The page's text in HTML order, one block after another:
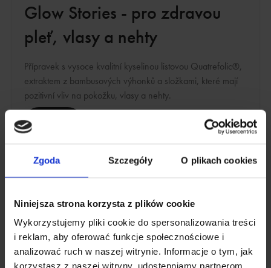
Zgoda Szczegóły O plikach cookies
Niniejsza strona korzysta z plików cookie
Wykorzystujemy pliki cookie do spersonalizowania treści
i reklam, aby oferować funkcje społecznościowe i
analizować ruch w naszej witrynie. Informacje o tym, jak
korzystasz z naszej witryny, udostępniamy partnerom
Glow Stories - pro zdravou
pleť, vlasy a nehty
Přípravek s vysoce kvalitní kyselinou listovou Quatrefolic®,
extraktem z bambusových výhonků a složkami, které mají
pozitivní vliv na pokožku, vlasy a nehty.
NEJLEPŠÍ PRO VLASY
Zářivé příběhy
5.0